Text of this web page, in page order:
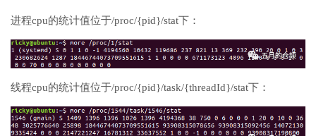
进程cpu的统计值位于/proc/{pid}/stat下：
线程cpu的统计值位于/proc/{pid}/task/{threadId}/stat下：